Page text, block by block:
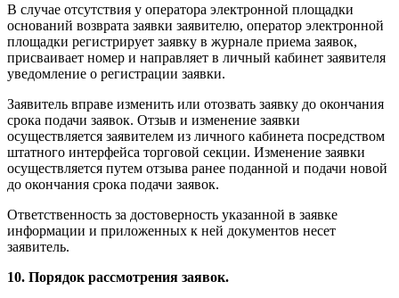
В случае отсутствия у оператора электронной площадки
оснований возврата заявки заявителю, оператор электронной
площадки регистрирует заявку в журнале приема заявок,
присваивает номер и направляет в личный кабинет заявителя
уведомление о регистрации заявки.
Заявитель вправе изменить или отозвать заявку до окончания
срока подачи заявок. Отзыв и изменение заявки
осуществляется заявителем из личного кабинета посредством
штатного интерфейса торговой секции. Изменение заявки
осуществляется путем отзыва ранее поданной и подачи новой
до окончания срока подачи заявок.
Ответственность за достоверность указанной в заявке
информации и приложенных к ней документов несет
заявитель.
10. Порядок рассмотрения заявок.